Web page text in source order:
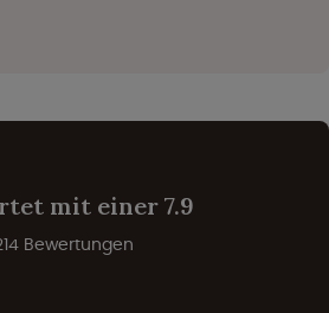
mit einer 7.9
Bewertungen